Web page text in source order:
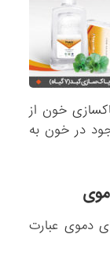
خون از
در خون به
دموی عبارت